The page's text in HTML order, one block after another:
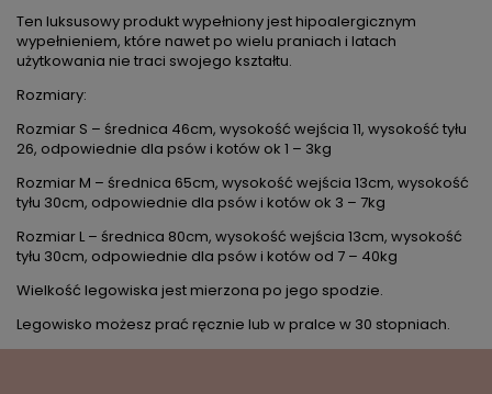
Ten luksusowy produkt wypełniony jest hipoalergicznym
wypełnieniem, które nawet po wielu praniach i latach
użytkowania nie traci swojego kształtu.
Rozmiary:
Rozmiar S – średnica 46cm, wysokość wejścia 11, wysokość tyłu
26, odpowiednie dla psów i kotów ok 1 – 3kg
Rozmiar M – średnica 65cm, wysokość wejścia 13cm, wysokość
tyłu 30cm, odpowiednie dla psów i kotów ok 3 – 7kg
Rozmiar L – średnica 80cm, wysokość wejścia 13cm, wysokość
tyłu 30cm, odpowiednie dla psów i kotów od 7 – 40kg
Wielkość legowiska jest mierzona po jego spodzie.
Legowisko możesz prać ręcznie lub w pralce w 30 stopniach.